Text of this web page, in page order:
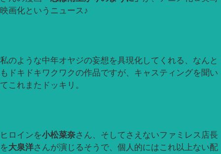
映画化というニュース♪
私のような中年オヤジの妄想を具現化してくれる、なんと
もドキドキワクワクの作品ですが、キャスティングを聞い
てこれまたドッキリ。
ヒロインを小松菜奈さん、そしてさえないファミレス店長
を大泉洋さんが演じるそうで、個人的にはこれ以上ない配